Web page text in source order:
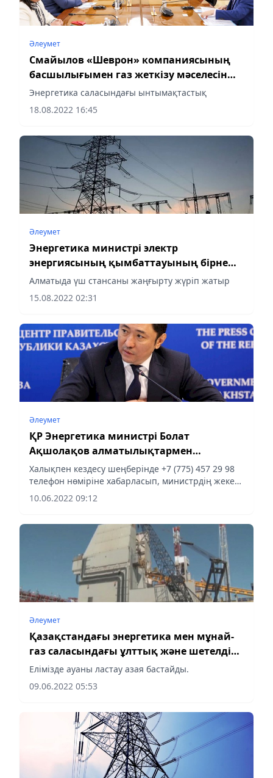
Әлеумет
Смайылов «Шеврон» компаниясының
басшылығымен газ жеткізу мәселесін
талқылады
Энергетика саласындағы ынтымақтастық
18.08.2022 16:45
Әлеумет
Энергетика министрі электр
энергиясының қымбаттауының бірнеше
себебін атады
Алматыда үш стансаны жаңғырту жүріп жатыр
15.08.2022 02:31
Әлеумет
ҚР Энергетика министрі Болат
Ақшолақов алматылықтармен
кездеседі
Халықпен кездесу шеңберінде +7 (775) 457 29 98
телефон нөміріне хабарласып, министрдің жеке
қабылдауына жазылуға болады.
10.06.2022 09:12
Әлеумет
Қазақстандағы энергетика мен мұнай-
газ саласындағы ұлттық және шетелдік
компаниялар экологияға бет бұрды
Елімізде ауаны ластау азая бастайды.
09.06.2022 05:53